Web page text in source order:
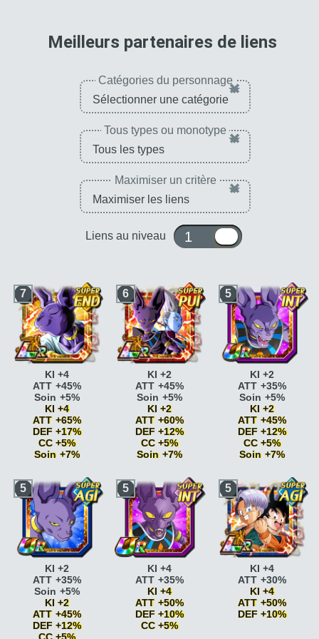
Meilleurs partenaires de liens
Catégories du personnage×
Tous types ou monotype ×
Maximiser un critère ×
Liens au niveau 1 ou 10
7
Génie
ATT +10%
GénieATT +15%
Briser la limiteKI +2
Briser la limiteKI +2
ATT +5% DEF +5%
Vitesse
époustouflanteKI
+2
Vitesse
époustouflante
+2 DEF +5%
Pouvoir
légendaireATT
+10% si ATT SP
Pouvoir
KI +4
ATT +45%
Soin +5%
KI +4
ATT +65%
DEF +17%
CC +5%
Soin +7%
6
Génie
ATT +10%
GénieATT +15%
Vitesse
époustouflanteKI
+2
Vitesse
époustouflanteKI
+2 DEF +5%
Pouvoir
légendaireATT
+10% si ATT SP
Pouvoir
légendaireATT
+15% si ATT SP
KI +2
ATT +45%
Soin +5%
KI +2
ATT +60%
DEF +12%
CC +5%
Soin +7%
5
Génie
ATT +10%
GénieATT +15%
Vitesse
époustouflanteKI
+2
Vitesse
époustouflanteKI
+2 DEF +5%
InnocentATT +10%
Innocent ATT +15%
Dimension des
dieuxATT +15%
Dimension des
KI +2
ATT +35%
Soin +5%
KI +2
ATT +45%
DEF +12%
CC +5%
Soin +7%
5
KI +2
ATT +35%
Soin +5%
KI +2
ATT +45%
DEF +12%
5
KI +4
ATT +35%
KI +4
ATT +50%
DEF +10%
CC +5%
5
KI +4
ATT +30%
KI +4
ATT +50%
DEF +10%